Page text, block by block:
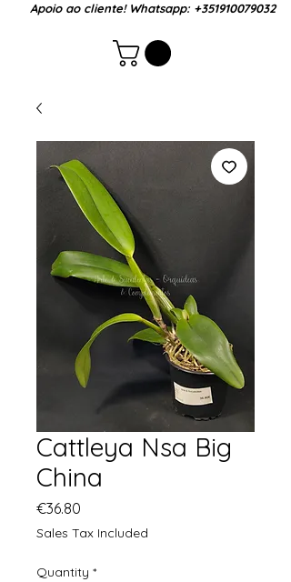
Apoio ao cliente! Whatsapp: +351910079032
Cattleya Nsa Big
China
€36.80
Sales Tax Included
Quantity *